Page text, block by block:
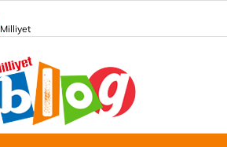
Milliyet